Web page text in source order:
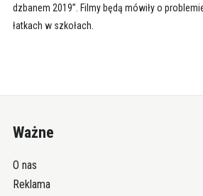
dzbanem 2019”. Filmy będą mówiły o
łatkach w szkołach.
Ważne
O nas
Reklama